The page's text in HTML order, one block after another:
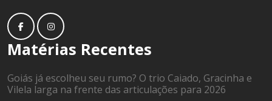
Matérias Recentes
Goiás já escolheu seu rumo? O trio Caiado, Gracinha e
Vilela larga na frente das articulações para 2026